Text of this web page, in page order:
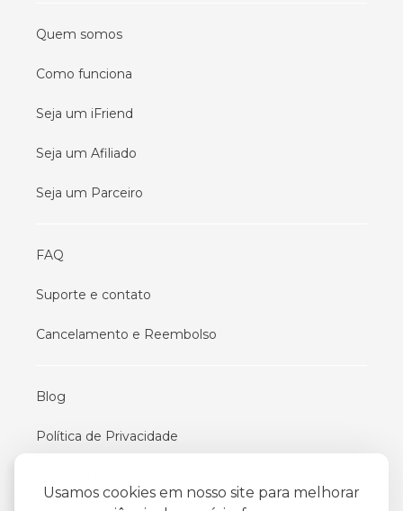
Usamos cookies em nosso site para melhorar
Quem somos
Como funciona
Seja um iFriend
Seja um Afiliado
Seja um Parceiro
FAQ
Suporte e contato
Cancelamento e Reembolso
Blog
Política de Privacidade